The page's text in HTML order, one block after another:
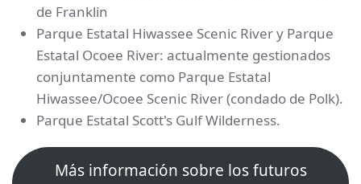
de Franklin
Parque Estatal Hiwassee Scenic River y Parque
Estatal Ocoee River: actualmente gestionados
conjuntamente como Parque Estatal
Hiwassee/Ocoee Scenic River (condado de Polk).
Parque Estatal Scott's Gulf Wilderness.
Más información sobre los futuros